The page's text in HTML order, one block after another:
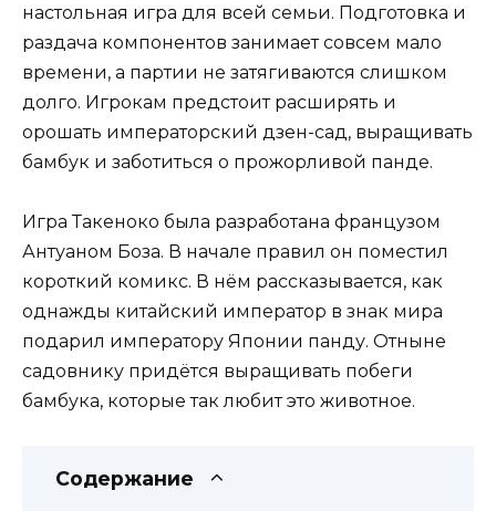
настольная игра для всей семьи. Подготовка и
раздача компонентов занимает совсем мало
времени, а партии не затягиваются слишком
долго. Игрокам предстоит расширять и
орошать императорский дзен-сад, выращивать
бамбук и заботиться о прожорливой панде.
Игра Такеноко была разработана французом
Антуаном Боза. В начале правил он поместил
короткий комикс. В нём рассказывается, как
однажды китайский император в знак мира
подарил императору Японии панду. Отныне
садовнику придётся выращивать побеги
бамбука, которые так любит это животное.
Содержание